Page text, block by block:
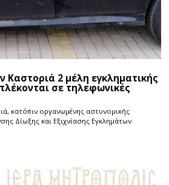
2 μέλη εγκληματικής
σε τηλεφωνικές
κατόπιν οργανωμένης αστυνομικής
Δίωξης και Εξιχνίασης Εγκλημάτων